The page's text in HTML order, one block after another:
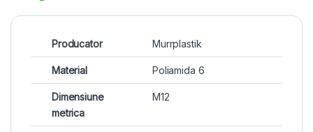
Producator Murrplastik
Material Poliamida 6
Dimensiune
metrica
M12